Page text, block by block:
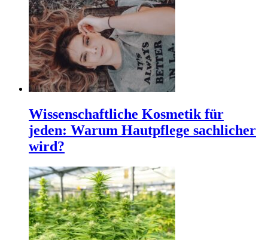
Wissenschaftliche Kosmetik für
jeden: Warum Hautpflege sachlicher
wird?